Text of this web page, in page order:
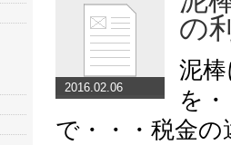
2016.02.06
の
泥
を
で・・・税金